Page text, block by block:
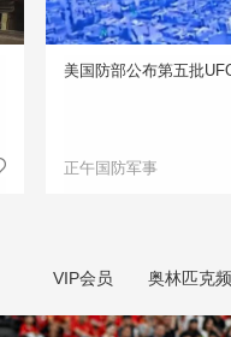
美国防部公布第五批
正午国防军事
VIP会员 奥林匹克